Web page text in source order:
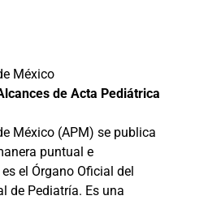
México
de Acta Pediátrica
México (APM) se publica
puntual e
el Órgano Oficial del
de Pediatría. Es una